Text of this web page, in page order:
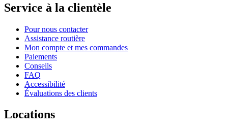
Service à la clientèle
Pour nous contacter
Assistance routière
Mon compte et mes commandes
Paiements
Conseils
FAQ
Accessibilité
Évaluations des clients
Locations